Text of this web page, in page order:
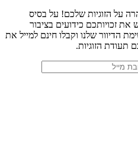
על הזוגיות שלכם! על בסיס
זכויותכם כידועים בציבור
הדיוור שלנו וקבלו חינם למייל את
תעודת הזוגיות.